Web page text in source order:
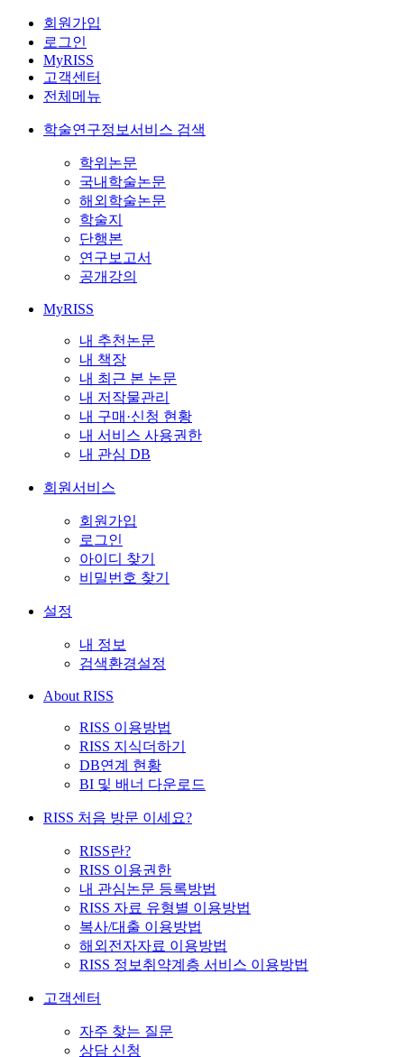
회원가입
로그인
MyRISS
고객센터
전체메뉴
학술연구정보서비스 검색
학위논문
국내학술논문
해외학술논문
학술지
단행본
연구보고서
공개강의
MyRISS
내 추천논문
내 책장
내 최근 본 논문
내 저작물관리
내 구매·신청 현황
내 서비스 사용권한
내 관심 DB
회원서비스
회원가입
로그인
아이디 찾기
비밀번호 찾기
설정
내 정보
검색환경설정
About RISS
RISS 이용방법
RISS 지식더하기
DB연계 현황
BI 및 배너 다운로드
RISS 처음 방문 이세요?
RISS란?
RISS 이용권한
내 관심논문 등록방법
RISS 자료 유형별 이용방법
복사/대출 이용방법
해외전자자료 이용방법
RISS 정보취약계층 서비스 이용방법
고객센터
자주 찾는 질문
상담 신청